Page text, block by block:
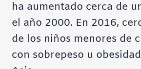
ha aumentado cerca de
el año 2000. En 2016,
de los niños menores de
con sobrepeso u